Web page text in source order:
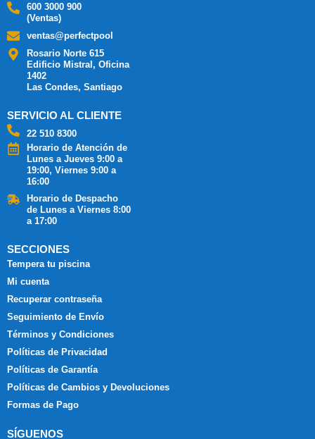
600 3000 900
(Ventas)
ventas@perfectpool
Rosario Norte 615
Edificio Mistral, Oficina
1402
Las Condes, Santiago
SERVICIO AL CLIENTE
22 510 8300
Horario de Atención de
Lunes a Jueves 9:00 a
19:00, Viernes 9:00 a
16:00
Horario de Despacho
de Lunes a Viernes 8:00
a 17:00
SECCIONES
Tempera tu piscina
Mi cuenta
Recuperar contraseña
Seguimiento de Envío
Términos y Condiciones
Políticas de Privacidad
Políticas de Garantía
Políticas de Cambios y Devoluciones
Formas de Pago
SÍGUENOS